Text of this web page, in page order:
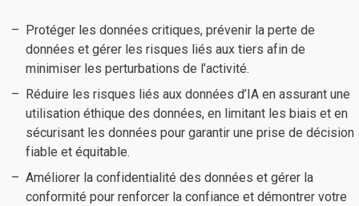
Protéger les données critiques, prévenir la perte de
données et gérer les risques liés aux tiers afin de
minimiser les perturbations de l’activité.
Réduire les risques liés aux données d’IA en assurant une
utilisation éthique des données, en limitant les biais et en
sécurisant les données pour garantir une prise de décision
fiable et équitable.
Améliorer la confidentialité des données et gérer la
conformité pour renforcer la confiance et démontrer votre